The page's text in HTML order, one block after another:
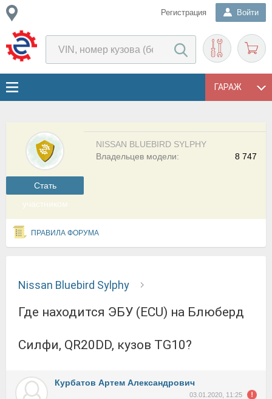
Регистрация Войти
ГАРАЖ
Cтать
участником
NISSAN BLUEBIRD SYLPHY
8 747
Владельцев модели:
ПРАВИЛА ФОРУМА
Nissan Bluebird Sylphy
Где находится ЭБУ (ECU) на Блюберд
Силфи, QR20DD, кузов TG10?
Курбатов Артем Александрович
03.01.2020, 11:25